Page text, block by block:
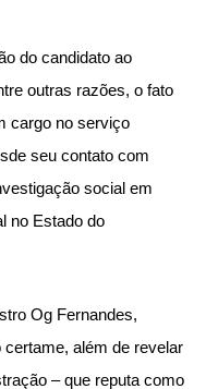
do candidato ao
outras razões, o fato
cargo no serviço
seu contato com
social em
no Estado do
Og Fernandes,
além de revelar
– que reputa como